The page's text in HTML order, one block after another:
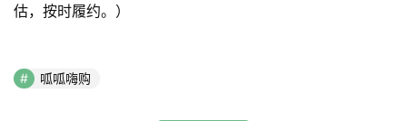
估，按时履约。）
呱呱嗨购